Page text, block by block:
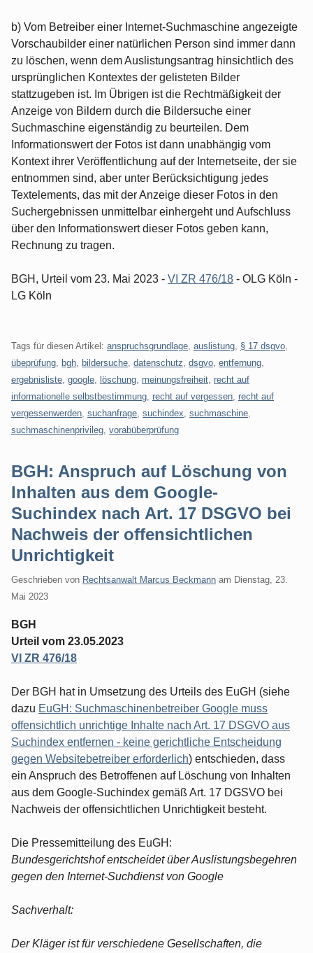
b) Vom Betreiber einer Internet-Suchmaschine angezeigte
Vorschaubilder einer natürlichen Person sind immer dann
zu löschen, wenn dem Auslistungsantrag hinsichtlich des
ursprünglichen Kontextes der gelisteten Bilder
stattzugeben ist. Im Übrigen ist die Rechtmäßigkeit der
Anzeige von Bildern durch die Bildersuche einer
Suchmaschine eigenständig zu beurteilen. Dem
Informationswert der Fotos ist dann unabhängig vom
Kontext ihrer Veröffentlichung auf der Internetseite, der sie
entnommen sind, aber unter Berücksichtigung jedes
Textelements, das mit der Anzeige dieser Fotos in den
Suchergebnissen unmittelbar einhergeht und Aufschluss
über den Informationswert dieser Fotos geben kann,
Rechnung zu tragen.
BGH, Urteil vom 23. Mai 2023 - VI ZR 476/18 - OLG Köln -
LG Köln
Tags für diesen Artikel: anspruchsgrundlage auslistung § 17 dsgvo
übeprüfung
bgh bildersuche datenschutz dsgvo entfernung
ergebnisliste google löschung meinungsfreiheit recht auf
informationelle selbstbestimmung recht auf vergessen recht auf
vergessenwerden suchanfrage suchindex suchmaschine
suchmaschinenprivileg vorabüberprüfung
BGH: Anspruch auf Löschung von
Inhalten aus dem Google-
Suchindex nach Art. 17 DSGVO bei
Nachweis der offensichtlichen
Unrichtigkeit
Geschrieben von Rechtsanwalt Marcus Beckmann am Dienstag, 23.
Mai 2023
BGH
Urteil vom 23.05.2023
VI ZR 476/18
Der BGH hat in Umsetzung des Urteils des EuGH (siehe
dazu EuGH: Suchmaschinenbetreiber Google muss
offensichtlich unrichtige Inhalte nach Art. 17 DSGVO aus
Suchindex entfernen - keine gerichtliche Entscheidung
gegen Websitebetreiber erforderlich) entschieden, dass
ein Anspruch des Betroffenen auf Löschung von Inhalten
aus dem Google-Suchindex gemäß Art. 17 DGSVO bei
Nachweis der offensichtlichen Unrichtigkeit besteht.
Die Pressemitteilung des EuGH:
Bundesgerichtshof entscheidet über Auslistungsbegehren
gegen den Internet-Suchdienst von Google
Sachverhalt:
Der Kläger ist für verschiedene Gesellschaften, die